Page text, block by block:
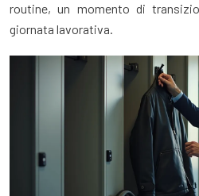
routine, un momento di
giornata lavorativa.